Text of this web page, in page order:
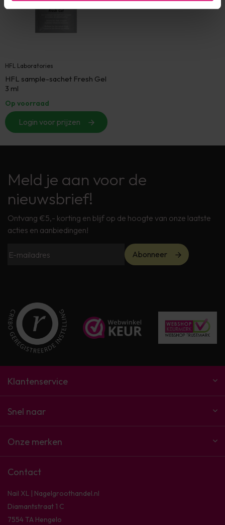
HFL Laboratories
HFL sample-sachet Fresh Gel
3 ml
Op voorraad
Login voor prijzen
Meld je aan voor de
nieuwsbrief!
Ontvang €5,- korting en blijf op de hoogte van onze laatste
acties en aanbiedingen!
Abonneer
Klantenservice
Snel naar
Onze merken
Contact
Nail XL | Nagelgroothandel.nl
Diamantstraat 1 C
7554 TA Hengelo